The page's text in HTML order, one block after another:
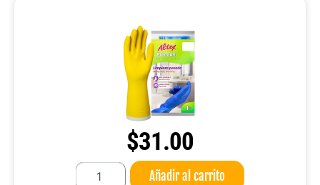
$31.00
Guante
Añadir al carrito